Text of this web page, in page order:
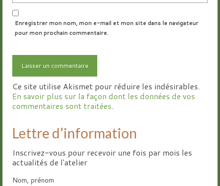
Enregistrer mon nom, mon e-mail et mon site dans le navigateur
pour mon prochain commentaire.
Ce site utilise Akismet pour réduire les indésirables.
En savoir plus sur la façon dont les données de vos
commentaires sont traitées.
Lettre d’information
Inscrivez-vous pour recevoir une fois par mois les
actualités de l'atelier
Nom, prénom